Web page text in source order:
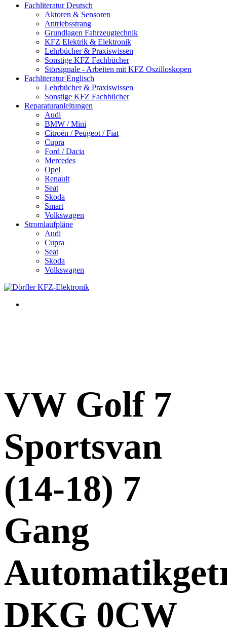
Fachliteratur Deutsch
Aktoren & Sensoren
Antriebsstrang
Grundlagen Fahrzeugtechnik
KFZ Elektrik & Elektronik
Lehrbücher & Praxiswissen
Sonstige KFZ Fachbücher
Störsignale - Arbeiten mit KFZ Oszilloskopen
Fachliteratur Englisch
Lehrbücher & Praxiswissen
Sonstige KFZ Fachbücher
Reparaturanleitungen
Audi
BMW / Mini
Citroën / Peugeot / Fiat
Cupra
Ford / Dacia
Mercedes
Opel
Renault
Seat
Skoda
Smart
Volkswagen
Stromlaufpläne
Audi
Cupra
Seat
Skoda
Volkswagen
VW Golf 7
Sportsvan
(14-18) 7
Gang
DKG 0CW